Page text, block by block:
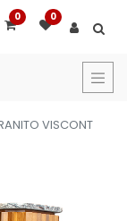
0 0
VISCONT